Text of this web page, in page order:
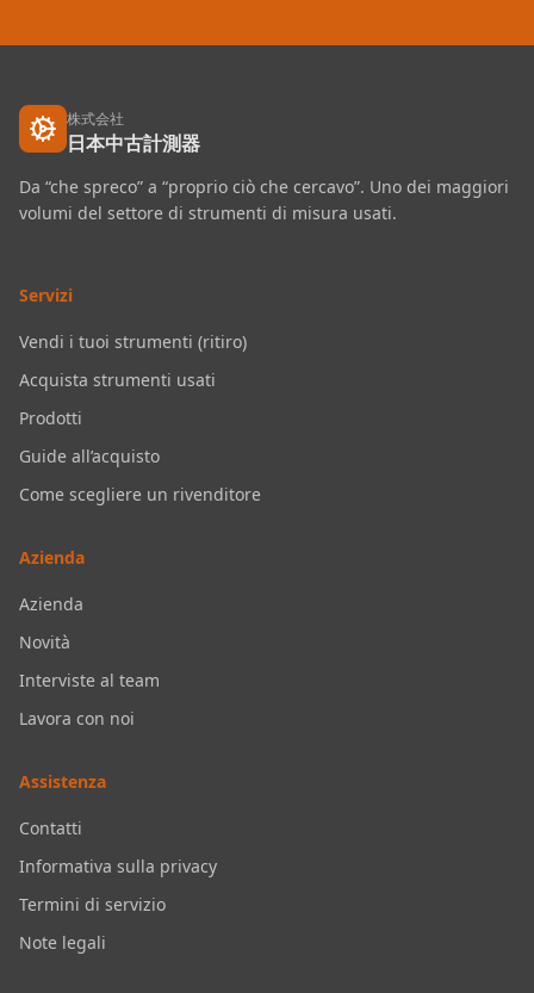
株式会社
日本中古計測器
Da “che spreco” a “proprio ciò che cercavo”. Uno dei maggiori
volumi del settore di strumenti di misura usati.
Servizi
Vendi i tuoi strumenti (ritiro)
Acquista strumenti usati
Prodotti
Guide all’acquisto
Come scegliere un rivenditore
Azienda
Azienda
Novità
Interviste al team
Lavora con noi
Assistenza
Contatti
Informativa sulla privacy
Termini di servizio
Note legali